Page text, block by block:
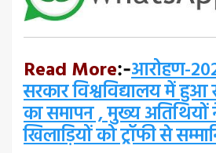
Read More:-आरोहण-
सरकार विश्वविद्यालय में हुआ
का समापन , मुख्य अतिथियों
खिलाड़ियों को ट्रॉफी से